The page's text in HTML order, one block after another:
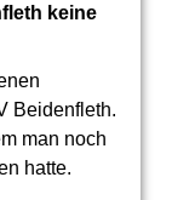
keine
Beidenfleth.
man noch
hatte.